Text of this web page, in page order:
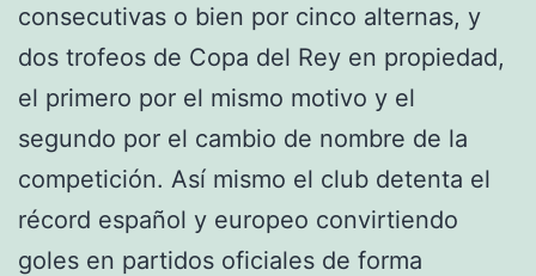
consecutivas o bien por cinco alternas, y
dos trofeos de Copa del Rey en propiedad,
el primero por el mismo motivo y el
segundo por el cambio de nombre de la
competición. Así mismo el club detenta el
récord español y europeo convirtiendo
goles en partidos oficiales de forma